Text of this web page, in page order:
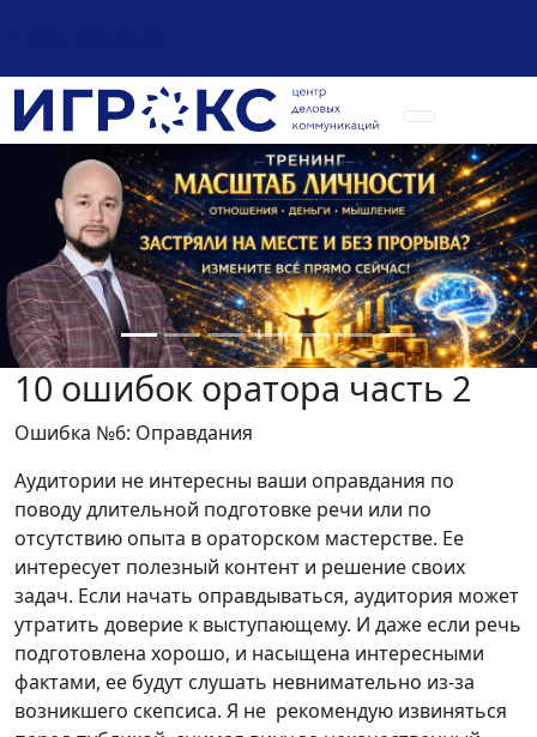
10 ошибок оратора часть 2
Ошибка №6: Оправдания
Аудитории не интересны ваши оправдания по
поводу длительной подготовке речи или по
отсутствию опыта в ораторском мастерстве. Ее
интересует полезный контент и решение своих
задач. Если начать оправдываться, аудитория может
утратить доверие к выступающему. И даже если речь
подготовлена хорошо, и насыщена интересными
фактами, ее будут слушать невнимательно из-за
возникшего скепсиса. Я не рекомендую извиняться